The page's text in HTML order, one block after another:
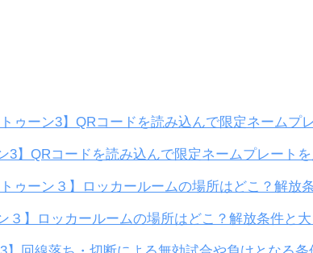
3】QRコードを読み込んで限定ネームプレート
３】ロッカールームの場所はどこ？解放条件と